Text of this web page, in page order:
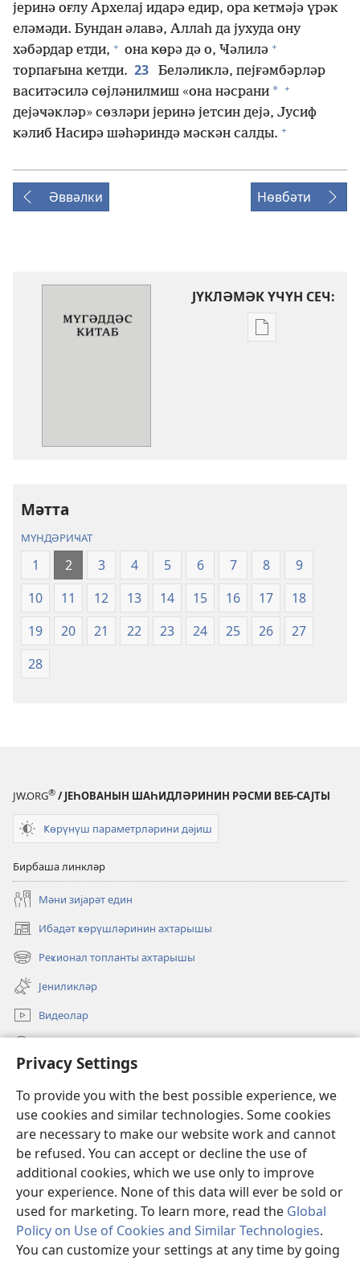
Privacy Settings
To provide you with the best possible experience, we
use cookies and similar technologies. Some cookies
are necessary to make our website work and cannot
be refused. You can accept or decline the use of
additional cookies, which we use only to improve
your experience. None of this data will ever be sold or
used for marketing. To learn more, read the Global
Policy on Use of Cookies and Similar Technologies.
You can customize your settings at any time by going
јеринә оғлу Архелај идарә едир, ора ҝетмәјә үрәк
еләмәди. Бундан әлавә, Аллаһ да јухуда ону
хәбәрдар етди, + она ҝөрә дә о, Ҹәлилә +
торпағына ҝетди. 23
Беләликлә, пејғәмбәрләр
васитәсилә сөјләнилмиш «она нәсрани * +
дејәҹәкләр» сөзләри јеринә јетсин дејә, Јусиф
ҝәлиб Насирә шәһәриндә мәскән салды. +
Әввәлки Нөвбәти
ЈҮКЛӘМӘК ҮЧҮН СЕЧ:
Електрон
Мәтта
МҮНДӘРИҸАТ
1 2 3 4 5 6 7 8
9
10
11 12 13 14 15 16 17
18
19
20 21 22 23 24 25 26
27
28
JW.ORG® / ЈЕҺОВАНЫН ШАҺИДЛӘРИНИН РӘСМИ ВЕБ-САЈТЫ
Ҝөрүнүш параметрләрини дәјиш
Бирбаша линкләр
Мәни зијарәт един
Ибадәт ҝөрүшләринин ахтарышы
(opens
new
window)
Реҝионал топланты ахтарышы
(opens
new
window)
Јениликләр
Видеолар
(opens
window)Ҝөзәтчи гүлләсинин онлајн китабханасы
(opens
new
window)JW Hub ®
(opens
new
window)
Copyright© 2026 Watch Tower Bible and Tract Society of Pennsylvania.